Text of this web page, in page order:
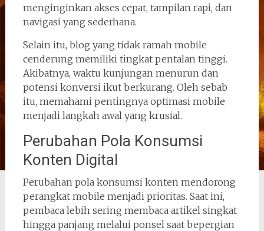
menginginkan akses cepat, tampilan rapi, dan
navigasi yang sederhana.
Selain itu, blog yang tidak ramah mobile
cenderung memiliki tingkat pentalan tinggi.
Akibatnya, waktu kunjungan menurun dan
potensi konversi ikut berkurang. Oleh sebab
itu, memahami pentingnya optimasi mobile
menjadi langkah awal yang krusial.
Perubahan Pola Konsumsi
Konten Digital
Perubahan pola konsumsi konten mendorong
perangkat mobile menjadi prioritas. Saat ini,
pembaca lebih sering membaca artikel singkat
hingga panjang melalui ponsel saat bepergian